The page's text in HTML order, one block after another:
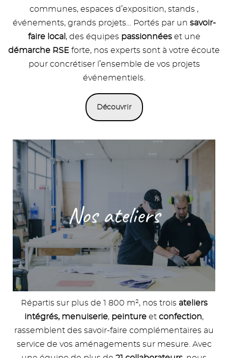
communes, espaces d’exposition, stands ,
événements, grands projets… Portés par un savoir-
faire local , des équipes passionnéeset une
démarche RSE forte, nos experts sont à votre écoute
pour concrétiser l’ensemble de vos projets
événementiels.
Découvrir
Image
Répartis sur plus de 1 800 m², nos trois ateliers
intégrés, menuiserie, peinture et confection,
rassemblent des savoir-faire complémentaires au
service de vos aménagements sur mesure. Avec